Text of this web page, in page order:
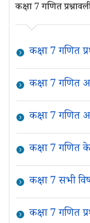
कक्षा 7 गणित
कक्षा 7 गणित
कक्षा 7 गणित
कक्षा 7 गणित
कक्षा 7 गणित
कक्षा 7 सभी
कक्षा 7 गणित